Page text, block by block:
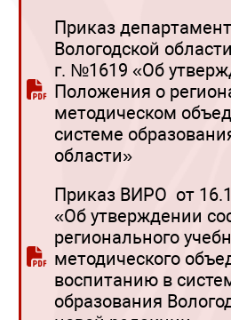
Приказ
Вологодской
г. №1619 «Об
Положения о
методическом
системе
области»
Приказ ВИРО от
«Об утверждении
регионального
методического
воспитанию в
образования